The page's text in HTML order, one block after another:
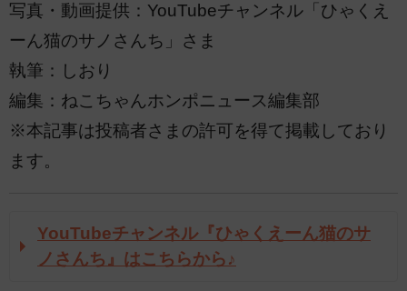
写真・動画提供：YouTubeチャンネル「ひゃくえ
ーん猫のサノさんち」さま
執筆：しおり
編集：ねこちゃんホンポニュース編集部
※本記事は投稿者さまの許可を得て掲載しており
ます。
YouTubeチャンネル『ひゃくえーん猫のサ
ノさんち』はこちらから♪